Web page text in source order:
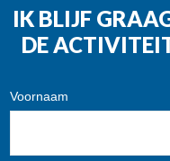
IK BLIJF
DE
Voornaam